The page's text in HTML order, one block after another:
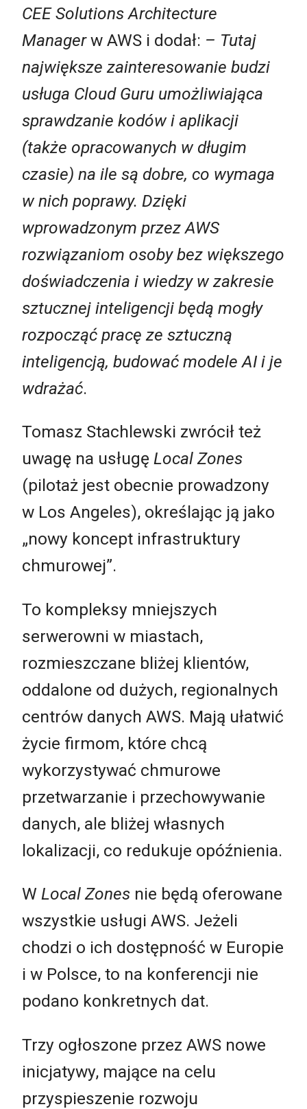
CEE Solutions Architecture
Managerw AWS i dodał: – Tutaj
największe zainteresowanie budzi
usługa Cloud Guru umożliwiająca
sprawdzanie kodów i aplikacji
(także opracowanych w długim
czasie) na ile są dobre, co wymaga
w nich poprawy. Dzięki
wprowadzonym przez AWS
rozwiązaniom osoby bez większego
doświadczenia i wiedzy w zakresie
sztucznej inteligencji będą mogły
rozpocząć pracę ze sztuczną
inteligencją, budować modele AI i je
wdrażać.
Tomasz Stachlewski zwrócił też
uwagę na usługę Local Zones
(pilotaż jest obecnie prowadzony
w Los Angeles), określając ją jako
„nowy koncept infrastruktury
chmurowej”.
To kompleksy mniejszych
serwerowni w miastach,
rozmieszczane bliżej klientów,
oddalone od dużych, regionalnych
centrów danych AWS. Mają ułatwić
życie firmom, które chcą
wykorzystywać chmurowe
przetwarzanie i przechowywanie
danych, ale bliżej własnych
lokalizacji, co redukuje opóźnienia.
W Local Zones nie będą oferowane
wszystkie usługi AWS. Jeżeli
chodzi o ich dostępność w Europie
i w Polsce, to na konferencji nie
podano konkretnych dat.
Trzy ogłoszone przez AWS nowe
inicjatywy, mające na celu
przyspieszenie rozwoju